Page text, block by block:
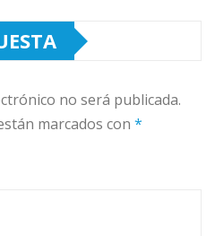
no será publicada.
marcados con *